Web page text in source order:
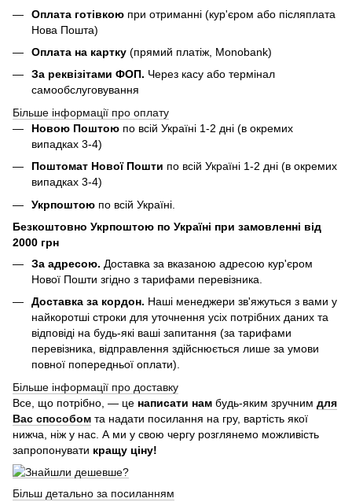
Оплата готівкою при отриманні (кур'єром або післяплата
Нова Пошта)
Оплата на картку (прямий платіж, Monobank)
За реквізітами ФОП. Через касу або термінал
самообслуговування
Більше інформації про оплату
Новою Поштою по всій Україні 1-2 дні (в окремих
випадках 3-4)
Поштомат Нової Пошти по всій Україні 1-2 дні (в окремих
випадках 3-4)
Укрпоштою по всій Україні.
Безкоштовно Укрпоштою по Україні при замовленні від
2000 грн
За адресою. Доставка за вказаною адресою кур'єром
Нової Пошти згідно з тарифами перевізника.
Доставка за кордон. Наші менеджери зв'яжуться з вами у
найкоротші строки для уточнення усіх потрібних даних та
відповіді на будь-які ваші запитання (за тарифами
перевізника, відправлення здійснюється лише за умови
повної попередньої оплати).
Більше інформації про доставку
Все, що потрібно, — це написати нам будь-яким зручним для
Вас способом та надати посилання на гру, вартість якої
нижча, ніж у нас. А ми у свою чергу розглянемо можливість
запропонувати кращу ціну!
Більш детально за посиланням